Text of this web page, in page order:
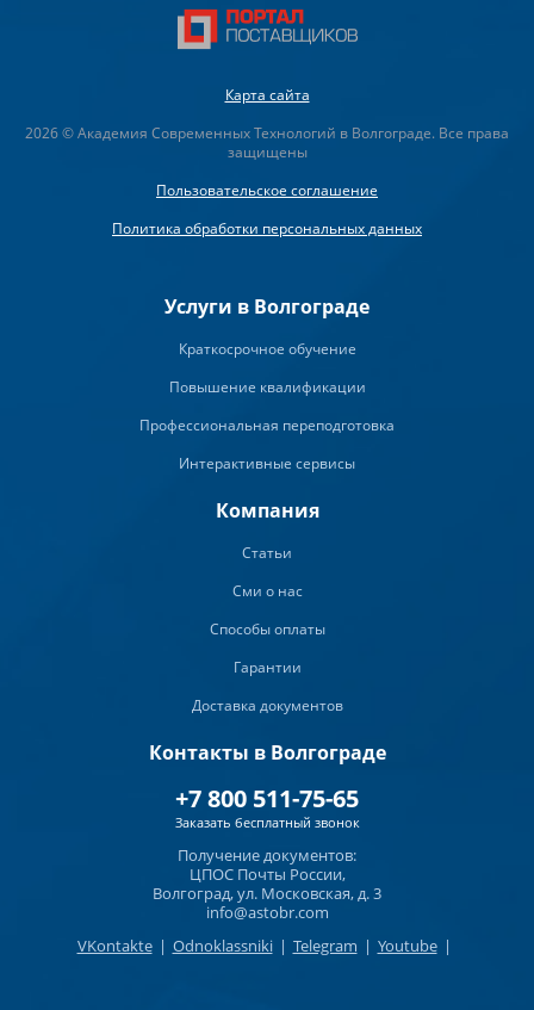
Карта сайта
2026 © Академия Современных Технологий в Волгограде. Все права
защищены
Пользовательское соглашение
Политика обработки персональных данных
Услуги в Волгограде
Краткосрочное обучение
Повышение квалификации
Профессиональная переподготовка
Интерактивные сервисы
Компания
Статьи
Сми о нас
Способы оплаты
Гарантии
Доставка документов
Контакты в Волгограде
+7 800 511-75-65
Заказать бесплатный звонок
Получение документов:
ЦПОС Почты России,
Волгоград, ул. Московская, д. 3
info@astobr.com
VKontakte | Odnoklassniki | Telegram | Youtube |